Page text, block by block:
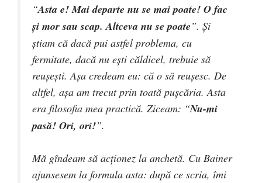
“Asta e! Mai departe nu se mai poate! O fac
şi mor sau scap. Altceva nu se poate”. Şi
ştiam că dacă pui astfel problema, cu
fermitate, dacă nu eşti căldicel, trebuie să
reuşeşti. Aşa credeam eu: că o să reuşesc. De
altfel, aşa am trecut prin toată puşcăria. Asta
era filosofia mea practică. Ziceam: “Nu-mi
pasă! Ori, ori!”.
Mă gîndeam să acţionez la anchetă. Cu Bainer
ajunsesem la formula asta: după ce scria, îmi